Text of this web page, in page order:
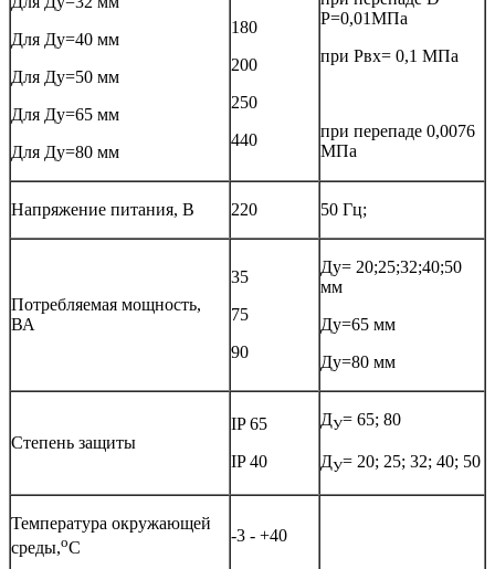
Для Ду=40 мм
Для Ду=50 мм
Для Ду=65 мм
Для Ду=80 мм
180
200
250
440
Р=0,01МПа
при Рвх= 0,1 МПа
при перепаде 0,0076
МПа
Напряжение питания, В 220 50 Гц;
Потребляемая мощность,
ВА
35
75
90
Ду= 20;25;32;40;50
мм
Ду=65 мм
Ду=80 мм
Степень защиты
IP 65
IP 40
ДУ= 65; 80
ДУ= 20; 25; 32; 40; 50
Температура окружающей
среды,оС
-3 - +40